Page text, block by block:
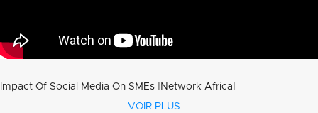
Impact Of Social Media On SMEs |Network Africa|
VOIR PLUS